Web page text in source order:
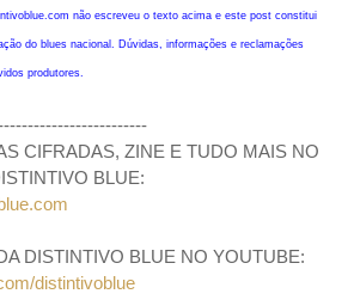
não escreveu o texto acima e este post constitui
do blues nacional. Dúvidas, informações e reclamações
produtores.
CIFRADAS, ZINE E TUDO MAIS NO
BLUE:
DISTINTIVO BLUE NO YOUTUBE:
distintivoblue